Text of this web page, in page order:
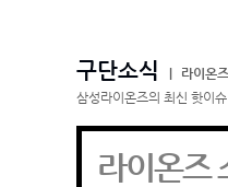
구단소식
라이온
삼성라이온즈의 최신 핫이
라이온즈